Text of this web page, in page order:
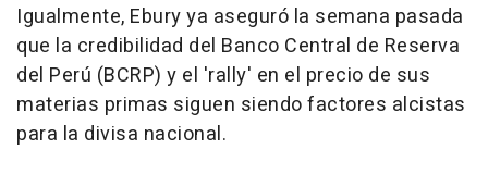
Igualmente, Ebury ya aseguró la semana pasada
que la credibilidad del Banco Central de Reserva
del Perú (BCRP) y el 'rally' en el precio de sus
materias primas siguen siendo factores alcistas
para la divisa nacional.